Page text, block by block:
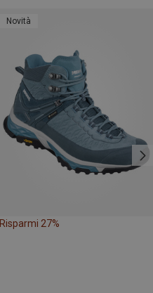
Novità
Risparmi 27%